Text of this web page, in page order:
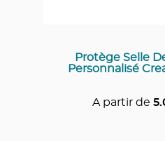
Protège Selle
Personnalisé
A partir de